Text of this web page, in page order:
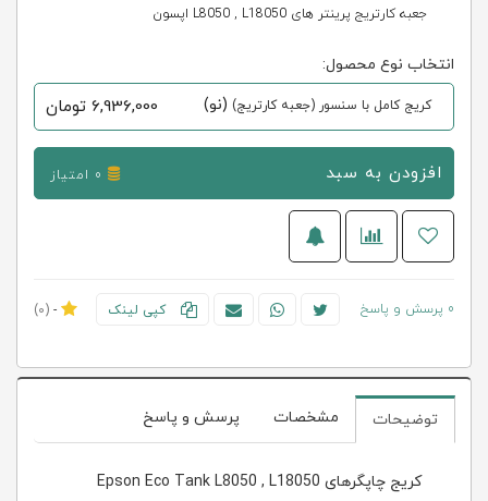
جعبه کارتریج پرینتر های L8050 , L18050 اپسون
انتخاب نوع محصول:
کریج کامل با سنسور (جعبه کارتریج) (نو) 6,936,000 تومان
افزودن به سبد
0 پرسش و پاسخ کپی لینک -
(0)
توضیحات مشخصات پرسش و پاسخ
کریج چاپگرهای Epson Eco Tank L8050 , L18050